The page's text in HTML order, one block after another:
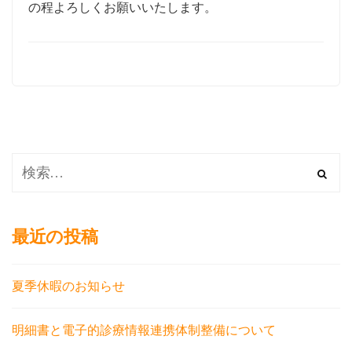
の程よろしくお願いいたします。
最近の投稿
夏季休暇のお知らせ
明細書と電子的診療情報連携体制整備について